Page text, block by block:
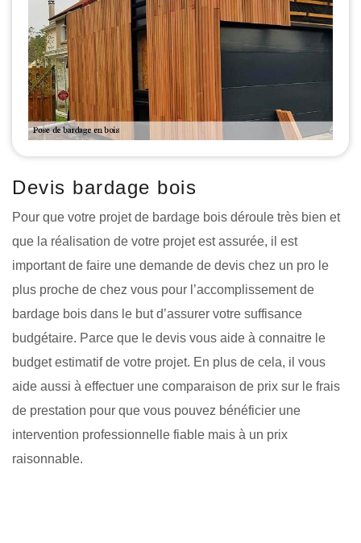
Devis bardage bois
Pour que votre projet de bardage bois déroule très bien et
que la réalisation de votre projet est assurée, il est
important de faire une demande de devis chez un pro le
plus proche de chez vous pour l’accomplissement de
bardage bois dans le but d’assurer votre suffisance
budgétaire. Parce que le devis vous aide à connaitre le
budget estimatif de votre projet. En plus de cela, il vous
aide aussi à effectuer une comparaison de prix sur le frais
de prestation pour que vous pouvez bénéficier une
intervention professionnelle fiable mais à un prix
raisonnable.